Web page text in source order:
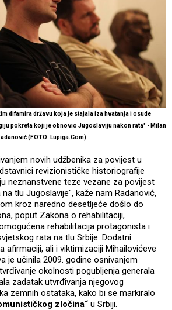
difamira državu koja je stajala iza hvatanja i osude
pokreta koji je obnovio Jugoslaviju nakon rata" - Milan
(FOTO: Lupiga.Com)
novih udžbenika za povijest u
revizionističke historiografije
neznanstvene teze vezane za povijest
tlu Jugoslavije", kaže nam Radanović,
kroz naredno desetljeće došlo do
poput Zakona o rehabilitaciji,
rehabilitacija protagonista i
rata na tlu Srbije. Dodatni
afirmaciji, ali i viktimizaciji Mihailovićeve
je učinila 2009. godine osnivanjem
okolnosti pogubljenja generala
zadatak utvrđivanja njegovog
zemnih ostataka, kako bi se markiralo
zločina“ u Srbiji.